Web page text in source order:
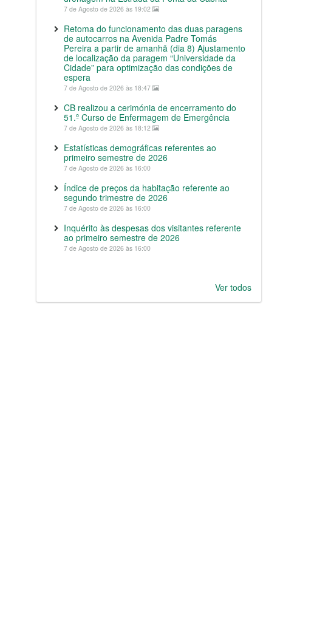
7 de Agosto de 2026 às 19:02
Retoma do funcionamento das duas paragens
de autocarros na Avenida Padre Tomás
Pereira a partir de amanhã (dia 8) Ajustamento
de localização da paragem “Universidade da
Cidade” para optimização das condições de
espera
7 de Agosto de 2026 às 18:47
CB realizou a cerimónia de encerramento do
51.º Curso de Enfermagem de Emergência
7 de Agosto de 2026 às 18:12
Estatísticas demográficas referentes ao
primeiro semestre de 2026
7 de Agosto de 2026 às 16:00
Índice de preços da habitação referente ao
segundo trimestre de 2026
7 de Agosto de 2026 às 16:00
Inquérito às despesas dos visitantes referente
ao primeiro semestre de 2026
7 de Agosto de 2026 às 16:00
Ver todos